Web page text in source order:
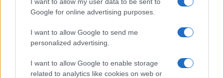
Google for online advertising purposes.
I want to allow Google to send me
personalized advertising.
I want to allow Google to enable storage
related to analytics like cookies on web or
ma Giovannone, il cuoco della figlia del Mascetti,
“sparecchiavooo…”: “‘Un’ho capito ‘n cazzo!”. Ecco:
è l’informazione che volevamo. Gli stadi d’Europa
sono pieni, intere squadre sono monopolizzate da
campioni, neri, neri come il carbon, o in 50
sfumature di scuro, ma Abou non ci sta
: “Siamo